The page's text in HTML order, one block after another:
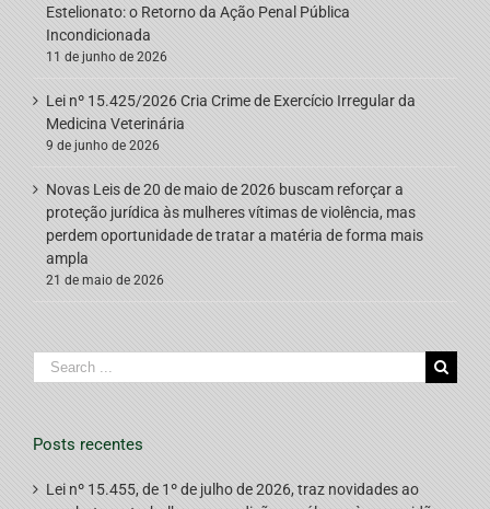
Estelionato: o Retorno da Ação Penal Pública
Incondicionada
11 de junho de 2026
Lei nº 15.425/2026 Cria Crime de Exercício Irregular da
Medicina Veterinária
9 de junho de 2026
Novas Leis de 20 de maio de 2026 buscam reforçar a
proteção jurídica às mulheres vítimas de violência, mas
perdem oportunidade de tratar a matéria de forma mais
ampla
21 de maio de 2026
Search
for:
Posts recentes
Lei nº 15.455, de 1º de julho de 2026, traz novidades ao